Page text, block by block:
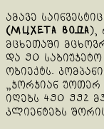
ამავე
(Мцхета вода),
მცხეთაში
და 90
ობიექტს.
„ჯორჯიან
იღებს 490 992
კლიენტებს